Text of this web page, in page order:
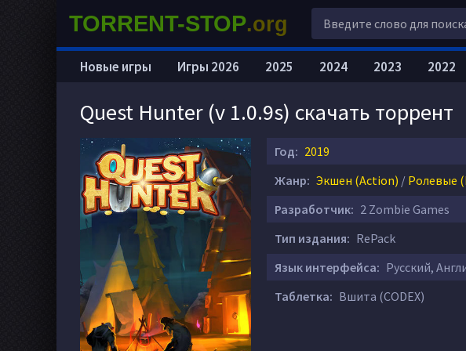
Quest Hunter (v 1.0.9s) скачать торрент
Год: 2019
Жанр: Экшен (Action) / Ролевые
Разработчик: 2 Zombie Games
Тип издания: RePack
Язык интерфейса: Русский,
Таблетка: Вшита (CODEX)
Новые игры Игры 2026 2025 2024 2023 2022
TORRENT-STOP.org